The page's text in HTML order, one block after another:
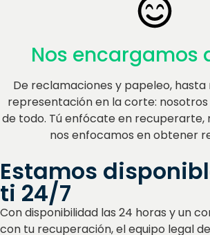
Nos encargamos
De reclamaciones y papeleo, hasta
representación en la corte:
de todo. Tú enfócate en recuperarte,
nos enfocamos en obtener
Estamos
ti 24/7
Con disponibilidad las 24 horas y un
con tu recuperación, el equipo legal